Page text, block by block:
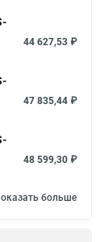
44 627,53 ₽
47 835,44 ₽
48 599,30 ₽
больше